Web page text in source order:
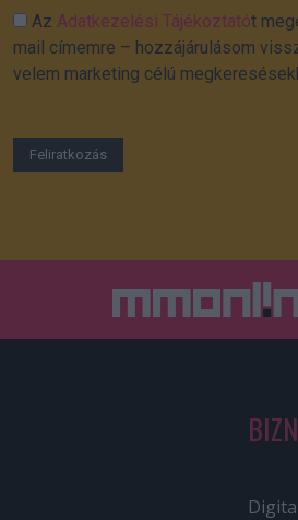
Az Adatkezelési Tájékoztatót
mail címemre – hozzájárulásom
velem marketing célú